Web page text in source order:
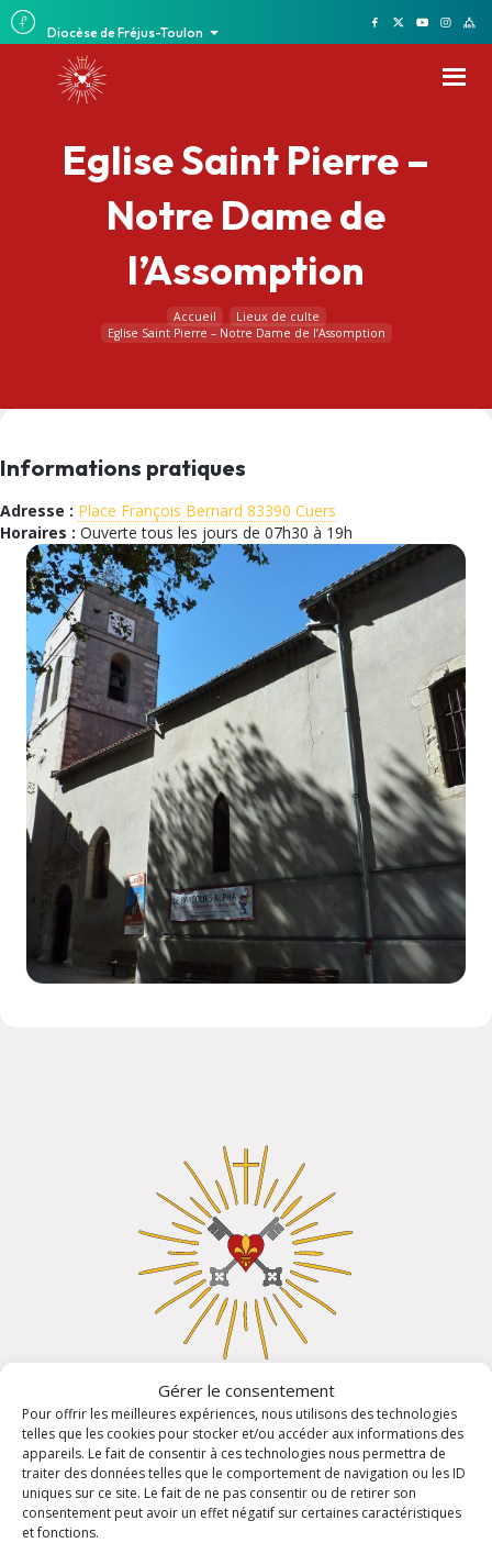
Diocèse de Fréjus-Toulon
Gérer le consentement
Pour offrir les meilleures expériences, nous utilisons des technologies
telles que les cookies pour stocker et/ou accéder aux informations des
appareils. Le fait de consentir à ces technologies nous permettra de
traiter des données telles que le comportement de navigation ou les ID
uniques sur ce site. Le fait de ne pas consentir ou de retirer son
consentement peut avoir un effet négatif sur certaines caractéristiques
et fonctions.
Eglise Saint Pierre –
Notre Dame de
l’Assomption
Accueil
Lieux de culte
Eglise Saint Pierre – Notre Dame de l’Assomption
Informations pratiques
Adresse : Place François Bernard 83390 Cuers
Horaires : Ouverte tous les jours de 07h30 à 19h
Rencontrons-nous !
Pour un renseignement, prendre un rendez vous, déposer
une intention de prières, ou si vous vous posez des
questions, écrivez-nous ! La paroisse Saint Pierre - Notre
Dame de l'Assomption de Cuers a à coeur de vous accueillir
le mieux possible.